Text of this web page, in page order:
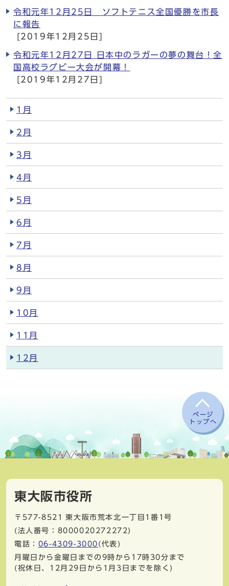
令和元年12月25日 ソフトテニス全国優勝を市長
に報告
[2019年12月25日]
令和元年12月27日 日本中のラガーの夢の舞台！全
国高校ラグビー大会が開幕！
[2019年12月27日]
1月
2月
3月
4月
5月
6月
7月
8月
9月
10月
11月
12月
ページ
トップへ
東大阪市役所
〒577-8521
東大阪市荒本北一丁目1番1号
(法人番号：8000020272272)
電話： 06-4309-3000 (代表)
月曜日から金曜日までの9時から17時30分まで
(祝休日、12月29日から1月3日までを除く)